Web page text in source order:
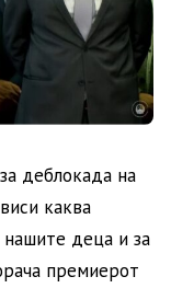
деблокада на
каква
деца и за
премиерот